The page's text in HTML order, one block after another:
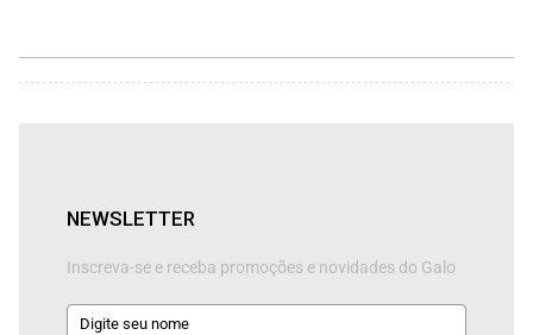
NEWSLETTER
Inscreva-se e receba promoções e novidades do Galo